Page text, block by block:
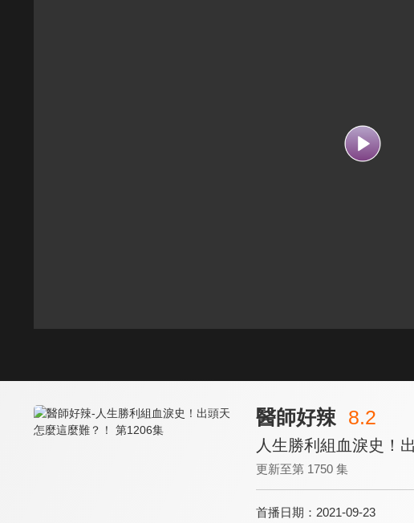
醫師好辣 8.2
人生勝利組血淚史！
更新至第 1750 集
首播日期： 2021-09-23